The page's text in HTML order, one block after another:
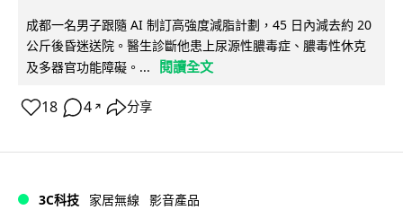
成都一名男子跟隨 AI 制訂高強度減脂計劃，45 日內減去約 20
公斤後昏迷送院。醫生診斷他患上尿源性膿毒症、膿毒性休克
及多器官功能障礙。...
閱讀全文
18 4 ↗ 分享
3C科技 家居無線 影音產品